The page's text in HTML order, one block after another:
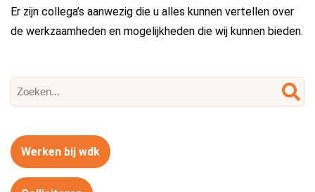
Er zijn collega’s aanwezig die u alles kunnen vertellen over
de werkzaamheden en mogelijkheden die wij kunnen bieden.
Werken bij wdk